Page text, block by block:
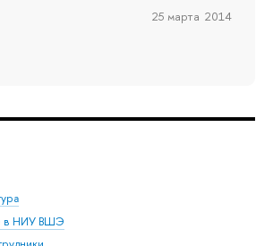
25 марта 2014
в НИУ ВШЭ